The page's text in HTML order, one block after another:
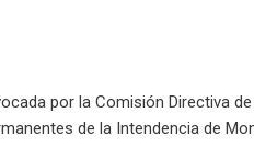
por la Comisión Directiva
de la Intendencia de